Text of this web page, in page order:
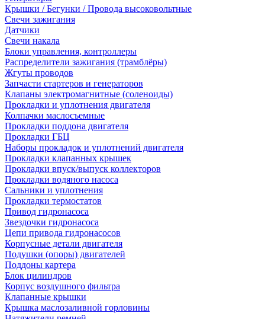
Крышки / Бегунки / Провода высоковольтные
Свечи зажигания
Датчики
Свечи накала
Блоки управления, контроллеры
Распределители зажигания (трамблёры)
Жгуты проводов
Запчасти стартеров и генераторов
Клапаны электромагнитные (соленоиды)
Прокладки и уплотнения двигателя
Колпачки маслосъемные
Прокладки поддона двигателя
Прокладки ГБЦ
Наборы прокладок и уплотнений двигателя
Прокладки клапанных крышек
Прокладки впуск/выпуск коллекторов
Прокладки водяного насоса
Сальники и уплотнения
Прокладки термостатов
Привод гидронасоса
Звездочки гидронасоса
Цепи привода гидронасосов
Корпусные детали двигателя
Подушки (опоры) двигателей
Поддоны картера
Блок цилиндров
Корпус воздушного фильтра
Клапанные крышки
Крышка маслозаливной горловины